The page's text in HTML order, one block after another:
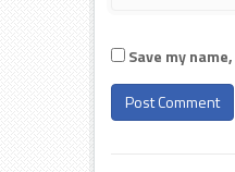
Save my